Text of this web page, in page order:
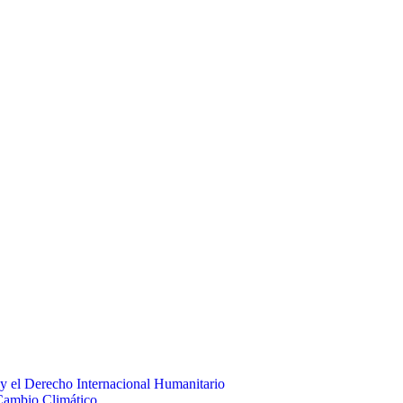
el Derecho Internacional Humanitario
Climático